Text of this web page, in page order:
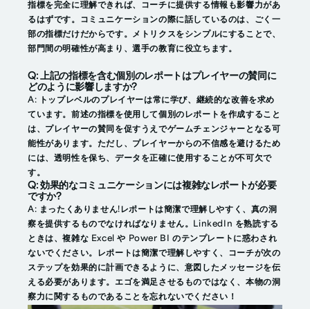
指標を完全に理解できれば、コーチに提供する情報も影響力があ
るはずです。コミュニケーションの際に話しているのは、ごく一
部の指標だけだからです。メトリクスをシンプルにすることで、
部門間の明確性が高まり、選手の教育に役立ちます。
Q: 上記の指標を含む個別のレポートはプレイヤーの賛同に
どのように影響しますか?
A: トップレベルのプレイヤーは常に学び、継続的な改善を求め
ています。前述の指標を使用して個別のレポートを作成すること
は、プレイヤーの賛同を促すうえでゲームチェンジャーとなる可
能性があります。ただし、プレイヤーからの不信感を避けるため
には、透明性を保ち、データを正確に使用することが不可欠で
す。
Q: 効果的なコミュニケーションには複雑なレポートが必要
ですか?
A: まったくありません!レポートは簡潔で理解しやすく、真の洞
察を提供するものでなければなりません。LinkedIn を熟読する
ときは、複雑な Excel や Power BI のテンプレートに惑わされ
ないでください。レポートは簡潔で理解しやすく、コーチが次の
ステップを効果的に計画できるように、意図したメッセージを伝
える必要があります。エゴを満足させるものではなく、本物の洞
察力に関するものであることを忘れないでください！